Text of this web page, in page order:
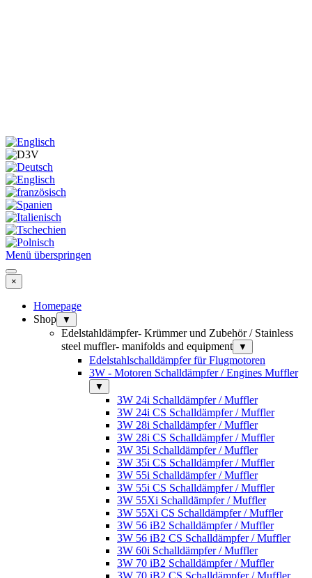
Menü überspringen
×
Homepage
Shop
▼
Edelstahldämpfer- Krümmer und Zubehör / Stainless
steel muffler- manifolds and equipment
▼
Edelstahlschalldämpfer für Flugmotoren
3W - Motoren Schalldämpfer / Engines Muffler
▼
3W 24i Schalldämpfer / Muffler
3W 24i CS Schalldämpfer / Muffler
3W 28i Schalldämpfer / Muffler
3W 28i CS Schalldämpfer / Muffler
3W 35i Schalldämpfer / Muffler
3W 35i CS Schalldämpfer / Muffler
3W 55i Schalldämpfer / Muffler
3W 55i CS Schalldämpfer / Muffler
3W 55Xi Schalldämpfer / Muffler
3W 55Xi CS Schalldämpfer / Muffler
3W 56 iB2 Schalldämpfer / Muffler
3W 56 iB2 CS Schalldämpfer / Muffler
3W 60i Schalldämpfer / Muffler
3W 70 iB2 Schalldämpfer / Muffler
3W 70 iB2 CS Schalldämpfer / Muffler